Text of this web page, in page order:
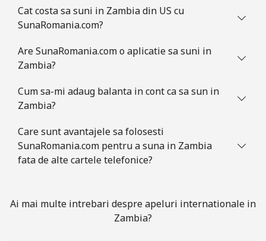
Cat costa sa suni in Zambia din US cu
SunaRomania.com?
Are SunaRomania.com o aplicatie sa suni in
Zambia?
Cum sa-mi adaug balanta in cont ca sa sun in
Zambia?
Care sunt avantajele sa folosesti
SunaRomania.com pentru a suna in Zambia
fata de alte cartele telefonice?
Ai mai multe intrebari despre apeluri internationale in
Zambia?